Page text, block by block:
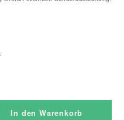
In den Warenkorb